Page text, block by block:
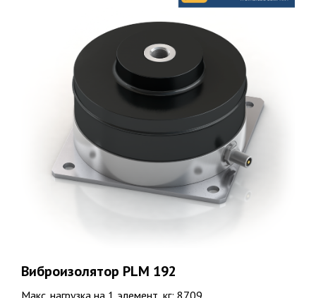
Виброизолятор PLM 192
Макс. нагрузка на 1 элемент, кг: 8709